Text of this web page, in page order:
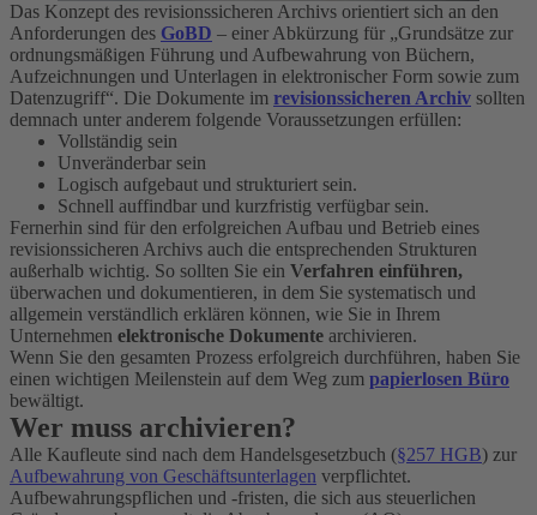
Das Konzept des revisionssicheren Archivs orientiert sich an den
Anforderungen des GoBD – einer Abkürzung für „Grundsätze zur
ordnungsmäßigen Führung und Aufbewahrung von Büchern,
Aufzeichnungen und Unterlagen in elektronischer Form sowie zum
Datenzugriff“. Die Dokumente im revisionssicheren Archiv sollten
demnach unter anderem folgende Voraussetzungen erfüllen:
Vollständig sein
Unveränderbar sein
Logisch aufgebaut und strukturiert sein.
Schnell auffindbar und kurzfristig verfügbar sein.
Fernerhin sind für den erfolgreichen Aufbau und Betrieb eines
revisionssicheren Archivs auch die entsprechenden Strukturen
außerhalb wichtig. So sollten Sie ein Verfahren einführen,
überwachen und dokumentieren, in dem Sie systematisch und
allgemein verständlich erklären können, wie Sie in Ihrem
Unternehmen elektronische Dokumente archivieren.
Wenn Sie den gesamten Prozess erfolgreich durchführen, haben Sie
einen wichtigen Meilenstein auf dem Weg zum papierlosen Büro
bewältigt.
Wer muss archivieren?
Alle Kaufleute sind nach dem Handelsgesetzbuch (§257 HGB) zur
Aufbewahrung von Geschäftsunterlagen verpflichtet.
Aufbewahrungspflichen und -fristen, die sich aus steuerlichen